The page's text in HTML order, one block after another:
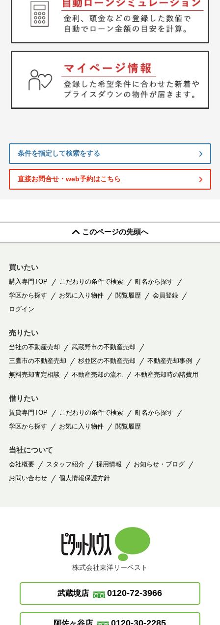
条件を指定して検索をする
直接お問合せ・web予約はこちら
このページの先頭へ
買いたい
購入専門TOP こだわりの条件で検索
町名から探す
学区から探す
お気に入り物件 閲覧履歴
会員登録
ログイン
売りたい
当社の不動産売却
武蔵野市の不動産売却
三鷹市の不動産売却
杉並区の不動産売却
不動産売却事例
無料売却査定相談
不動産売却の流れ 不動産売却時の諸費用
借りたい
賃貸専門TOP こだわりの条件で検索
町名から探す
学区から探す
お気に入り物件 閲覧履歴
当社について
会社概要 スタッフ紹介 採用情報
お知らせ・ブログ
お問い合わせ
個人情報保護方針
株式会社東洋リーベスト
武蔵境店 0120-72-3966
阿佐ヶ谷店 0120-30-2285